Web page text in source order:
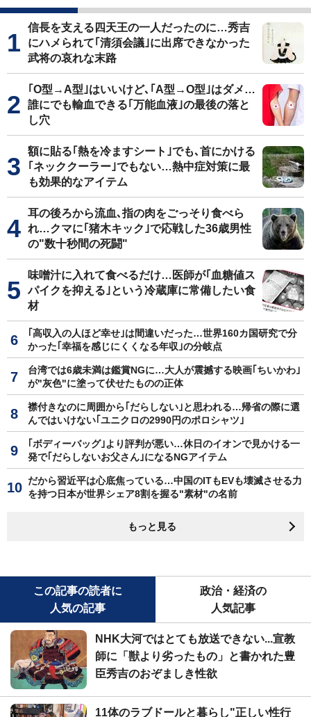
信長を支える四天王の一人だったのに…秀吉
にハメられて｢清須会議｣に出席できなかった
武将の哀れな末路
｢O型→A型｣はいいけど､｢A型→O型｣はダメ…
誰にでも輸血できる｢万能血液｣の最後の落と
し穴
額に貼る｢熱を冷ますシート｣でも､首にかける
｢ネッククーラー｣でもない…熱中症対策に最
も効果的なアイテム
耳の後ろから流血､指の肉をごっそり食べら
れ…クマに｢猪木キック｣で応戦した36歳男性
の"数十秒間の死闘"
味噌汁に入れて食べるだけ…医師が｢血糖値ス
パイクを抑える｣という冷蔵庫に常備したい食
材
｢高収入の人ほど幸せ｣は間違いだった…世界160カ国研究で分
かった｢幸福を感じにくくなる年収｣の分岐点
台湾では6歳未満は鑑賞NGに…大人が震撼する映画｢ちいかわ｣
が"灰色"に塗って伏せたものの正体
襟付きなのに周囲から｢だらしない｣と思われる…帰省の際に選
んではいけない｢ユニクロの2990円のポロシャツ｣
｢ボディーバッグ｣より評判が悪い…休日のイオンで見かける一
発で｢だらしないお父さん｣になるNGアイテム
だから習近平は心底焦っている…中国のITもEVも壊滅させる力
を持つ日本が世界シェア8割を握る"素材"の名前
もっと見る
この記事の読者に
人気の記事
政治・経済の
人気記事
NHK大河ではとても放送できない...宣教
師に「獣より劣ったもの」と書かれた豊
臣秀吉のおぞましき性欲
11体のラブドールと暮らし"正しい性行